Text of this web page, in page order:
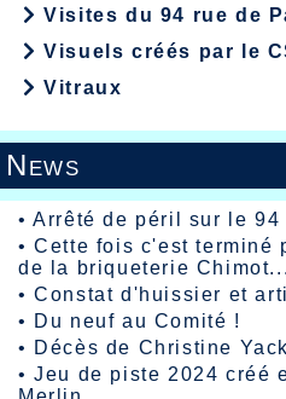
Visites du 94 rue de
Visuels créés par le
Vitraux
News
•Arrêté de péril sur le 94
•Cette fois c'est terminé
de la briqueterie Chimot...
•Constat d'huissier et
• Du neuf au Comité !
• Décès de Christine
•Jeu de piste 2024 créé